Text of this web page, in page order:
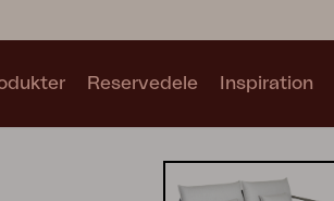
Samlinger
Reservedele Inspiration